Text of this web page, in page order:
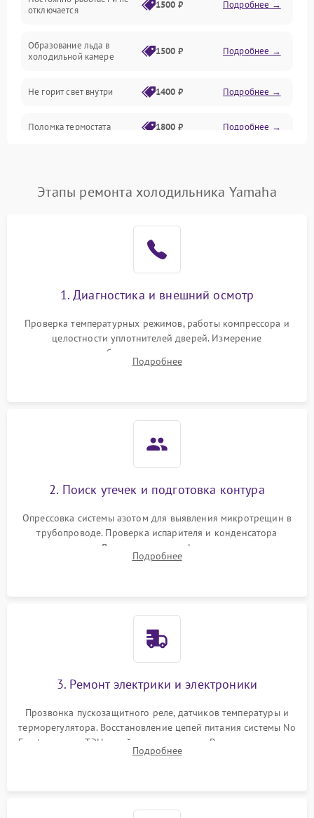
отключается
1500 ₽ Подробнее →
Образование льда в
холодильной камере
1500 ₽ Подробнее →
Не горит свет внутри 1400 ₽ Подробнее →
Поломка термостата 1800 ₽ Подробнее →
Поломка системы No Frost 2600 ₽ Подробнее →
работе
2000 ₽ Подробнее →
1000 ₽
1800 ₽
Этапы ремонта холодильника Yamaha
1. Диагностика и внешний осмотр
Проверка температурных режимов, работы компрессора и
целостности уплотнителей дверей. Измерение
сопротивления обмоток мотора, проверка термостата и
считывание кодов ошибок с электронного дисплея.
Подробнее
2. Поиск утечек и подготовка контура
Опрессовка системы азотом для выявления микротрещин в
трубопроводе. Проверка испарителя и конденсатора
течеискателем. Демонтаж старого фильтра-осушителя и
продувка капиллярной трубки для устранения засоров.
Подробнее
3. Ремонт электрики и электроники
Прозвонка пускозащитного реле, датчиков температуры и
терморегулятора. Восстановление цепей питания системы No
Frost, включая ТЭН оттайки и вентилятор. Ремонт или замена
платы управления при сбоях алгоритмов.
Подробнее